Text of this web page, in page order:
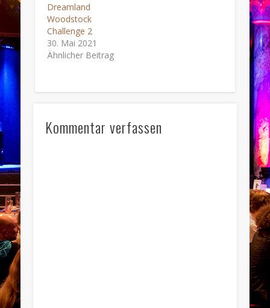
Dreamland
Woodstock
Challenge 2
30. Mai 2021
Ähnlicher Beitrag
Kommentar verfassen